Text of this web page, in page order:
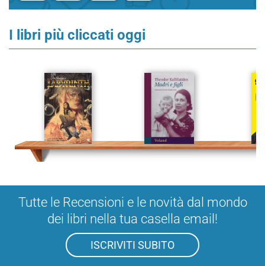
I libri più cliccati oggi
Tutte le Recensioni e le novità dal mondo
dei libri nella tua casella email!
ISCRIVITI SUBITO